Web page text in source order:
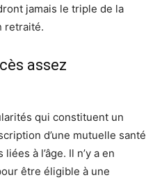
jamais le triple de la
retraité.
assez
qui constituent un
d’une mutuelle santé
à l’âge. Il n’y a en
être éligible à une